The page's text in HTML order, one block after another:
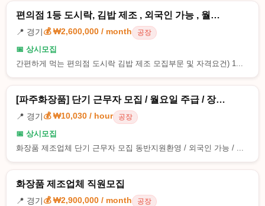
편의점 1등 도시락, 김밥 제조 , 외국인 가능 , 월…
📍 경기💰 ₩2,600,000 / month 공장
📅 상시모집
간편하게 먹는 편의점 도시락 김밥 제조 모집부문 및 자격요건) 1...
[파주화장품] 단기 근무자 모집 / 월요일 주급 / 장…
📍 경기💰 ₩10,030 / hour 공장
📅 상시모집
화장품 제조업체 단기 근무자 모집 동반지원환영 / 외국인 가능 / ...
화장품 제조업체 직원모집
📍 경기💰 ₩2,900,000 / month 공장